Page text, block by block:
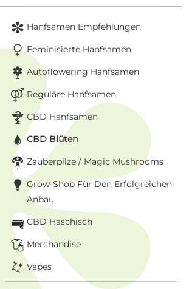
Hanfsamen Empfehlungen
Feminisierte Hanfsamen
Autoflowering Hanfsamen
Reguläre Hanfsamen
CBD Hanfsamen
CBD Blüten
Zauberpilze / Magic Mushrooms
Grow-Shop Für Den Erfolgreichen
Anbau
CBD Haschisch
Merchandise
Vapes